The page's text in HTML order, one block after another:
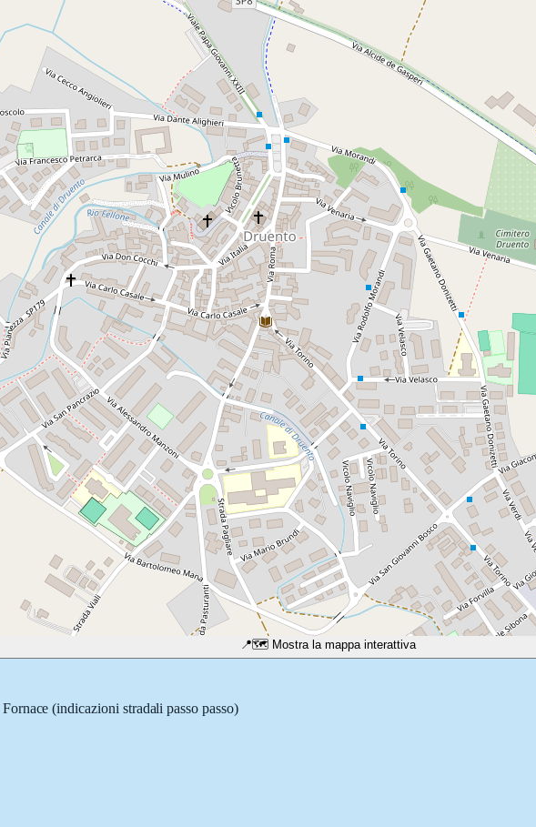
📍🗺️ Mostra la mappa interattiva
(indicazioni stradali passo passo)